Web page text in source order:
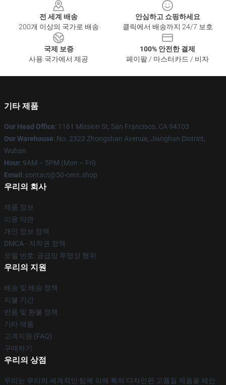
전 세계 배송
200개 이상의 국가로 배송
안심하고 쇼핑하세요
클릭에서 배송까지 24/7 보호
국제 보증
사용 국가에서 제공
100% 안전한 결제
페이팔 / 마스터카드 / 비자
기타 제품
Our Head Office: 1161 Mission St, San Francisco, CA 94103
Our Warehouse: No. 2323 Zhongshan Avenue, Jianghan District,
Wuhan
Hour: 9AM – 5PM (Mon – Fri)
Email : contact@50-cent.shop
우리의 회사
제품 정보
이용 약관
개인 정보 정책
DMCA - 저작권 정책
모델 번호: 공급망 투명성 행위
우리의 지원
배송 및 배송 정책
지불 기간
반품 및 환불 정책
기타 제품
고객지원 (FAQ)
구매하기
우리의 상점
우리는 우리의 세계적인 팀에 의해 특히 디자인된 고품질 제품을 제안